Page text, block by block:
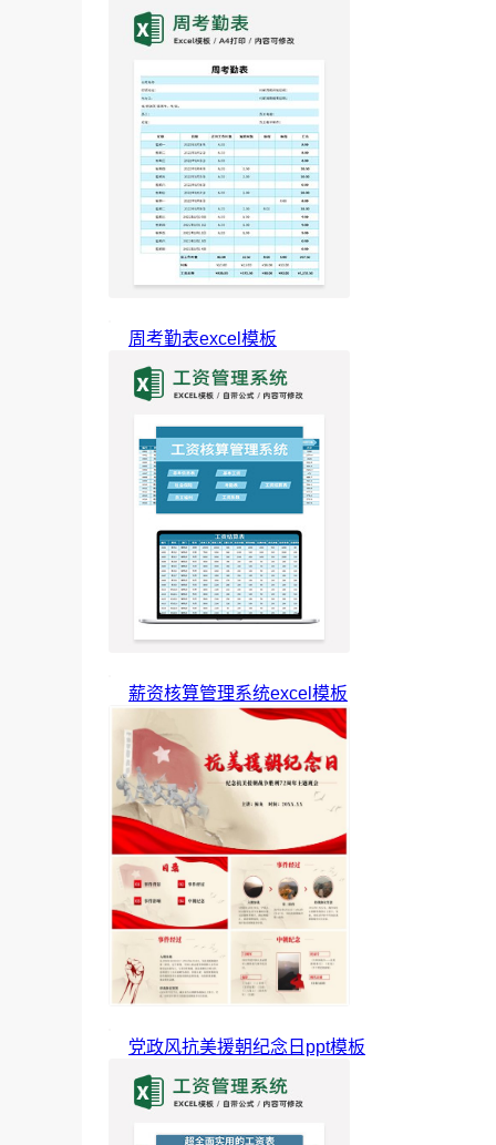
周考勤表excel模板
薪资核算管理系统excel模板
党政风抗美援朝纪念日ppt模板